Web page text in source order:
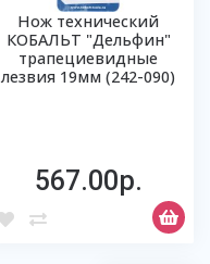
Нож технический
КОБАЛЬТ "Дельфин"
трапециевидные
лезвия 19мм (242-090)
567.00р.